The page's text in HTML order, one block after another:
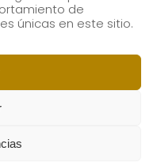
de
únicas en este sitio.